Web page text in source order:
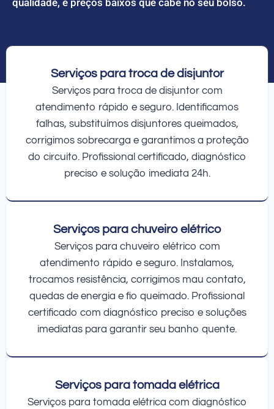
Serviços para troca de disjuntor
Serviços para troca de disjuntor com
atendimento rápido e seguro. Identificamos
falhas, substituímos disjuntores queimados,
corrigimos sobrecarga e garantimos a proteção
do circuito. Profissional certificado, diagnóstico
preciso e solução imediata 24h.
Serviços para chuveiro elétrico
Serviços para chuveiro elétrico com
atendimento rápido e seguro. Instalamos,
trocamos resistência, corrigimos mau contato,
quedas de energia e fio queimado. Profissional
certificado com diagnóstico preciso e soluções
imediatas para garantir seu banho quente.
Serviços para tomada elétrica
Serviços para tomada elétrica com diagnóstico